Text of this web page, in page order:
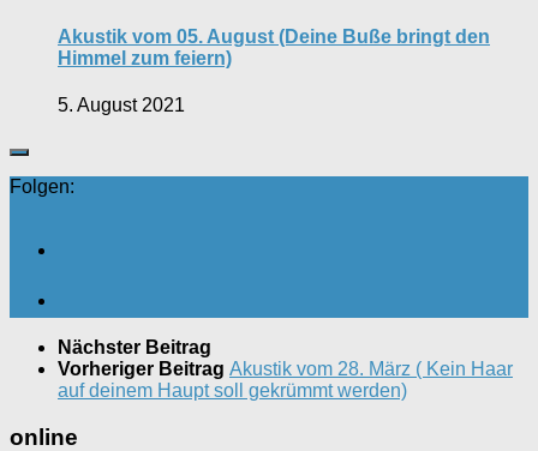
Akustik vom 05. August (Deine Buße bringt den
Himmel zum feiern)
5. August 2021
Folgen:
Nächster Beitrag
Vorheriger Beitrag Akustik vom 28. März ( Kein Haar
auf deinem Haupt soll gekrümmt werden)
online